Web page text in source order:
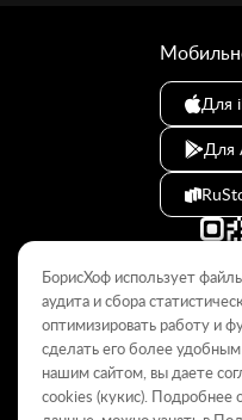
© 2009–2026
Данный интернет-сайт носит
является публичной
Для
Для
БорисХоф использует
аудита и сбора
оптимизировать работу и
сделать его более
нашим сайтом, вы даете
cookies (кукиc). Подробнее